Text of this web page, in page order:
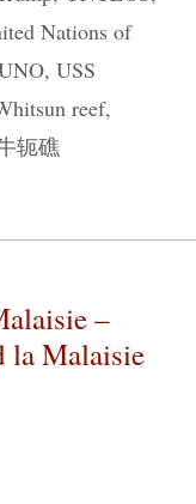
Nations of
, USS
reef,
轭礁
–
la Malaisie